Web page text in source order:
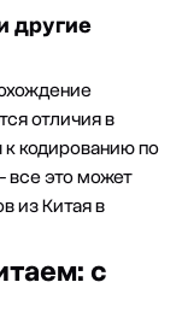
другие
отличия в
кодированию по
все это может
из Китая в
с